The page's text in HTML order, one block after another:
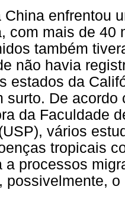
China enfrentou
com mais de 40
também
não havia
estados da
surto. De
da Faculdade
vários
tropicais
a processos
possivelmente,